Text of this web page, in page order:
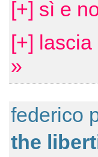
[+] sì e
[+]
»
federico
the